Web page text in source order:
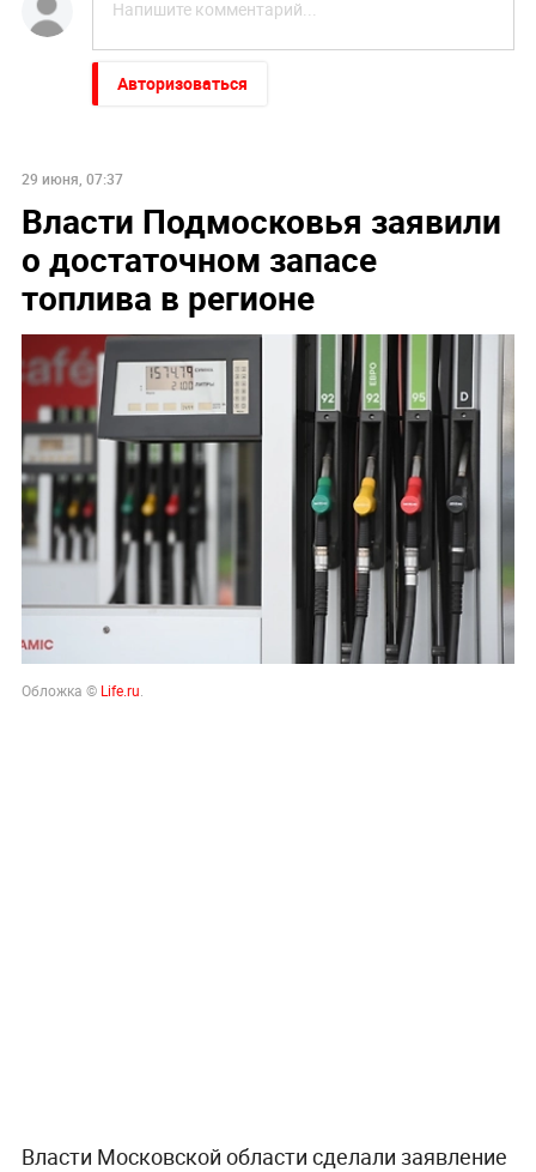
Авторизоваться
29 июня, 07:37
Власти Подмосковья заявили
о достаточном запасе
топлива в регионе
Обложка © Life.ru
Власти Московской области сделали заявление